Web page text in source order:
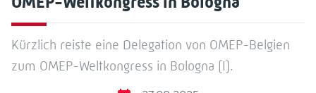
Kürzlich reiste eine Delegation von OMEP-Belgien
zum OMEP-Weltkongress in Bologna (I).